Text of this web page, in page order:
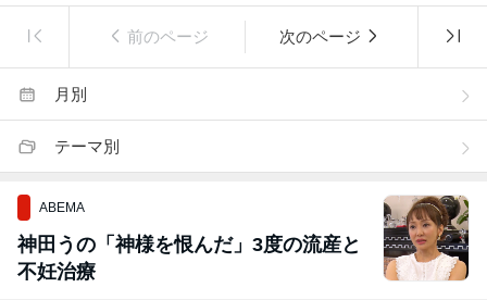
前のページ 次のページ
月別
テーマ別
ABEMA
神田うの「神様を恨んだ」3度の流産と
不妊治療